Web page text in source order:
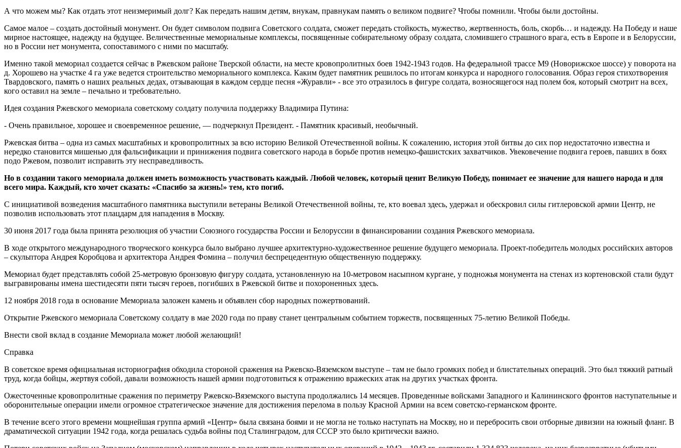
А что можем мы? Как отдать этот неизмеримый долг? Как передать нашим детям, внукам, правнукам память о великом подвиге? Чтобы помнили. Чтобы были достойны.
Самое малое – создать достойный монумент. Он будет символом подвига Советского солдата, сможет передать стойкость, мужество, жертвенность, боль, скорбь… и надежду. На Победу и наше
мирное настоящее, надежду на будущее. Величественные мемориальные комплексы, посвященные собирательному образу солдата, сломившего страшного врага, есть в Европе и в Белоруссии,
но в России нет монумента, сопоставимого с ними по масштабу.
Именно такой мемориал создается сейчас в Ржевском районе Тверской области, на месте кровопролитных боев 1942-1943 годов. На федеральной трассе М9 (Новорижское шоссе) у поворота на
д. Хорошево на участке 4 га уже ведется строительство мемориального комплекса. Каким будет памятник решилось по итогам конкурса и народного голосования. Образ героя стихотворения
Твардовского, память о наших реальных дедах, отзывающая в каждом сердце песня «Журавли» - все это отразилось в фигуре солдата, возносящегося над полем боя, который смотрит на всех,
кого оставил на земле – печально и требовательно.
Идея создания Ржевского мемориала советскому солдату получила поддержку Владимира Путина:
- Очень правильное, хорошее и своевременное решение, — подчеркнул Президент. - Памятник красивый, необычный.
Ржевская битва – одна из самых масштабных и кровопролитных за всю историю Великой Отечественной войны. К сожалению, история этой битвы до сих пор недостаточно известна и
нередко становится мишенью для фальсификации и принижения подвига советского народа в борьбе против немецко-фашистских захватчиков. Увековечение подвига героев, павших в боях
подо Ржевом, позволит исправить эту несправедливость.
Но в создании такого мемориала должен иметь возможность участвовать каждый. Любой человек, который ценит Великую Победу, понимает ее значение для нашего народа и для
всего мира. Каждый, кто хочет сказать: «Спасибо за жизнь!» тем, кто погиб.
С инициативой возведения масштабного памятника выступили ветераны Великой Отечественной войны, те, кто воевал здесь, удержал и обескровил силы гитлеровской армии Центр, не
позволив использовать этот плацдарм для нападения в Москву.
30 июня 2017 года была принята резолюция об участии Союзного государства России и Белоруссии в финансировании создания Ржевского мемориала.
В ходе открытого международного творческого конкурса было выбрано лучшее архитектурно-художественное решение будущего мемориала. Проект-победитель молодых российских авторов
– скульптора Андрея Коробцова и архитектора Андрея Фомина – получил беспрецедентную общественную поддержку.
Мемориал будет представлять собой 25-метровую бронзовую фигуру солдата, установленную на 10-метровом насыпном кургане, у подножья монумента на стенах из кортеновской стали будут
выгравированы имена шестидесяти пяти тысяч героев, погибших в Ржевской битве и похороненных здесь.
12 ноября 2018 года в основание Мемориала заложен камень и объявлен сбор народных пожертвований.
Открытие Ржевского мемориала Советскому солдату в мае 2020 года по праву станет центральным событием торжеств, посвященных 75-летию Великой Победы.
Внести свой вклад в создание Мемориала может любой желающий!
Справка
В советское время официальная историография обходила стороной сражения на Ржевско-Вяземском выступе – там не было громких побед и блистательных операций. Это был тяжкий ратный
труд, когда бойцы, жертвуя собой, давали возможность нашей армии подготовиться к отражению вражеских атак на других участках фронта.
Ожесточенные кровопролитные сражения по периметру Ржевско-Вяземского выступа продолжались 14 месяцев. Проведенные войсками Западного и Калининского фронтов наступательные и
оборонительные операции имели огромное стратегическое значение для достижения перелома в пользу Красной Армии на всем советско-германском фронте.
В течение всего этого времени мощнейшая группа армий «Центр» была связана боями и не могла не только наступать на Москву, но и перебросить свои отборные дивизии на южный фланг. В
драматической ситуации 1942 года, когда решалась судьба войны под Сталинградом, для СССР это было критически важно.